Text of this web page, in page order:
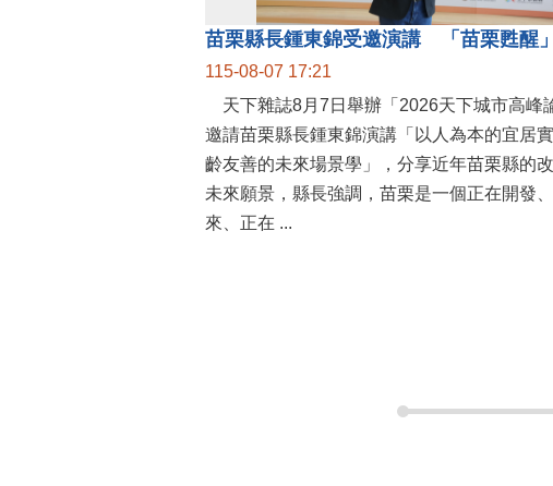
115-08-07 17:21
天下雜誌8月7日舉辦「2026天下城市高峰
邀請苗栗縣長鍾東錦演講「以人為本的宜居
齡友善的未來場景學」，分享近年苗栗縣的
未來願景，縣長強調，苗栗是一個正在開發
來、正在 ...